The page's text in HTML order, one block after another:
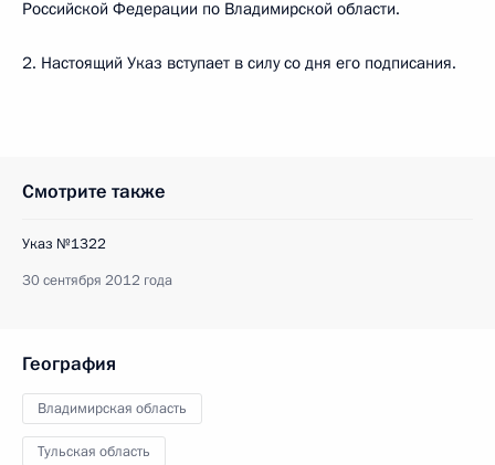
Российской Федерации по Владимирской области.
2. Настоящий Указ вступает в силу со дня его подписания.
Смотрите также
Указ №1322
30 сентября 2012 года
География
Владимирская область
Тульская область